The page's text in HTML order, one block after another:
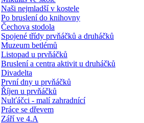
Naši nejmladší v kostele
Po bruslení do knihovny
Čechova stodola
Spojené třídy prvňáčků a druháčků
Muzeum betlémů
Listopad u prvňáčků
Bruslení a centra aktivit u druháčků
Divadelta
První dny u prvňáčků
Říjen u prvňáčků
Nulťáčci - malí zahradnící
Práce se dřevem
Září ve 4.A